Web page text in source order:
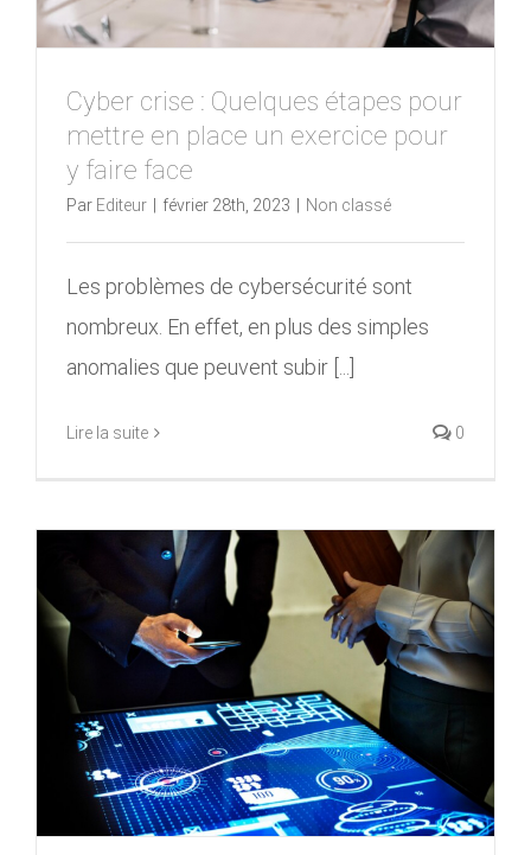
Cyber crise : Quelques étapes pour
mettre en place un exercice pour
y faire face
Par Editeur février 28th, 2023 Non classé
Les problèmes de cybersécurité sont
nombreux. En effet, en plus des simples
anomalies que peuvent subir [...]
Lire la suite 0